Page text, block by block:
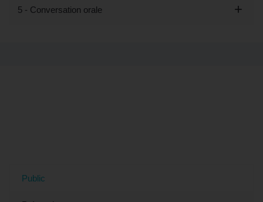
5 - Conversation orale
Public